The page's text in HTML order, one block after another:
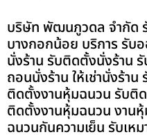
บริษัท พัฒนภูวดล จำกัด
บางกอกน้อย บริการ รับ
นั่งร้าน รับติดตั้งนั่งร้าน
ถอนนั่งร้าน ให้เช่านั่งร้า
ติดตั้งงานหุ้มฉนวน รับติ
ติดตั้งงานหุ้มฉนวน งาน
ฉนวนกันความเย็น รับเ